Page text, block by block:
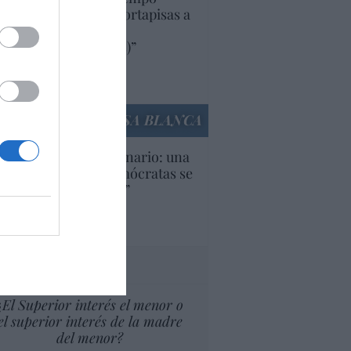
aranceles y cortapisas a
y compañías
(y europeas)”
anteriores
LA CASA BLANCA
Inquietante escenario: una
parte de los demócratas se
como “socialista”
Superior interés el menor o
superior interés de la madre
del menor?